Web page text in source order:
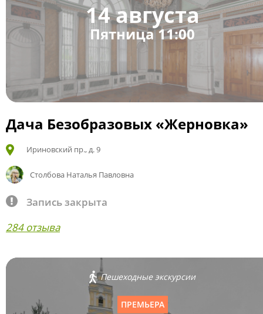
14 августа
Пятница 11:00
Дача Безобразовых «Жерновка»
Ириновский пр., д. 9
Столбова Наталья Павловна
Запись закрыта
284 отзыва
Пешеходные экскурсии
ПРЕМЬЕРА